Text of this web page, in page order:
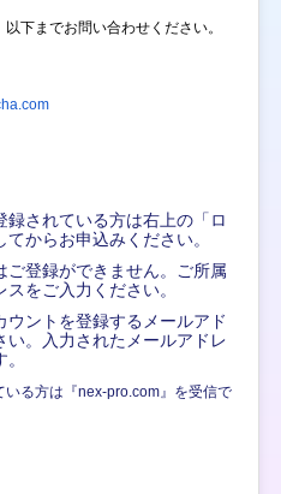
下までお問い合わせください。
録されている方は右上の「ロ
からお申込みください。
ご登録ができません。ご所属
をご入力ください。
ウントを登録するメールアド
い。入力されたメールアドレ
る方は『nex-pro.com』を受信で